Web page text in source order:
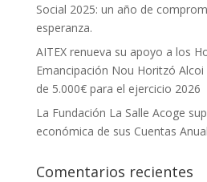
Social 2025: un año de
esperanza.
AITEX renueva su apoyo a los
Emancipación Nou Horitzó
de 5.000€ para el ejercicio 2026
La Fundación La Salle Acoge
económica de sus Cuentas
Comentarios recientes